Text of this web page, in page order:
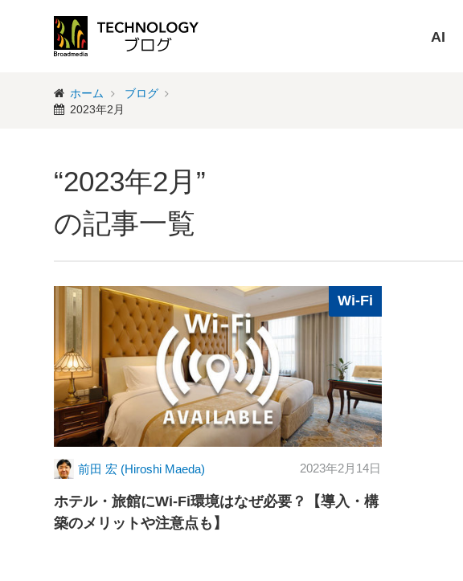
AI
ホーム
ブログ
2023年2月
“2023年2月”
の記事一覧
Wi-Fi
前田 宏 (Hiroshi Maeda) 2023年2月14日
ホテル・旅館にWi-Fi環境はなぜ必要？【導入・構
築のメリットや注意点も】